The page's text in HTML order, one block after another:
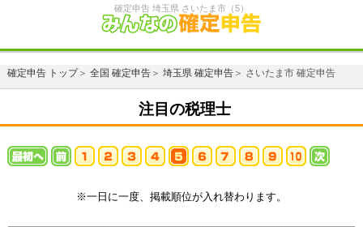
確定申告 埼玉県 さいたま市（5）
確定申告 トップ＞ 全国 確定申告＞ 埼玉県 確定申告＞ さいたま市 確定申告
注目の税理士
※一日に一度、掲載順位が入れ替わります。